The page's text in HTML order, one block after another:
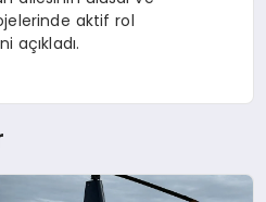
aktif rol
açıkladı.